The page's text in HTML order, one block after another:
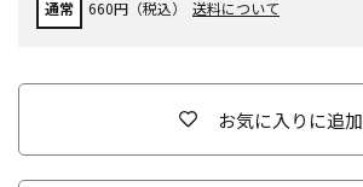
通常 660円（税込） 送料について
お気に入りに追加